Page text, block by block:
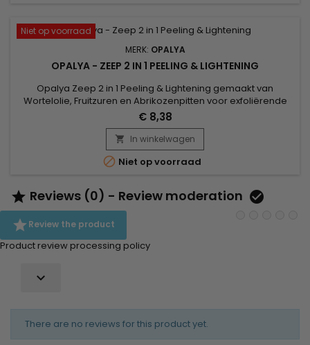
Niet op voorraad
MERK: OPALYA
OPALYA - ZEEP 2 IN 1 PEELING & LIGHTENING
Opalya Zeep 2 in 1 Peeling & Lightening gemaakt van
Wortelolie, Fruitzuren en Abrikozenpitten voor exfoliërende
werking, is Opalya Lightening Soap uitstekend geschikt voor
uw lichaamshygiëne.&nbsp; Deze verenigende zeep
verwijdert vlekken en mee-eters en laat je huid
gloeien.&nbsp; Het gebruik van deze zeep in combinatie met
de andere producten in...
€ 8,38
 In winkelwagen
 Niet op voorraad
 Reviews (0) - Review moderation 
Review the product
Product review processing policy

There are no reviews for this product yet.